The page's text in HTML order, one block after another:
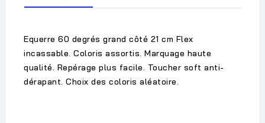
Equerre 60 degrés grand côté 21 cm Flex
incassable. Coloris assortis. Marquage haute
qualité. Repérage plus facile. Toucher soft anti-
dérapant. Choix des coloris aléatoire.